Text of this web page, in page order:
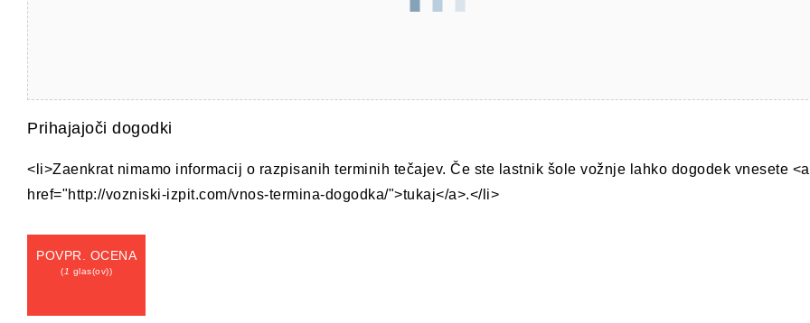
Prihajajoči dogodki
<li>Zaenkrat nimamo informacij o razpisanih terminih tečajev. Če ste lastnik šole vožnje lahko dogodek vnesete <a
href="http://vozniski-izpit.com/vnos-termina-dogodka/">tukaj</a>.</li>
POVPR. OCENA
(1 glas(ov))